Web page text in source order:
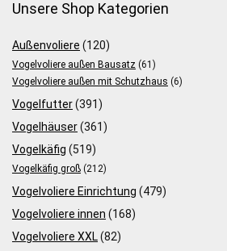
Unsere Shop Kategorien
Außenvoliere (120)
Vogelvoliere außen Bausatz (61)
Vogelvoliere außen mit Schutzhaus (6)
Vogelfutter(391)
Vogelhäuser(361)
Vogelkäfig (519)
Vogelkäfig groß (212)
Vogelvoliere Einrichtung (479)
Vogelvoliere innen (168)
Vogelvoliere XXL(82)